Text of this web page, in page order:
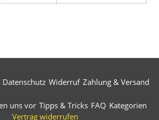
Datenschutz Widerruf Zahlung & Versand
uns vor Tipps & Tricks FAQ Kategorien
Vertrag widerrufen